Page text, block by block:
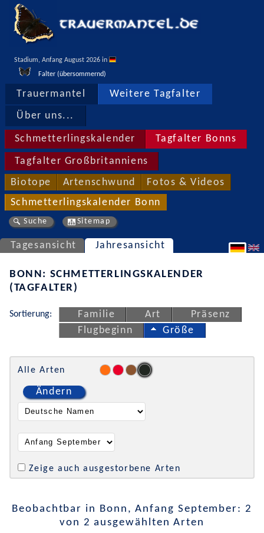
Stadium, Anfang August 2026 in
Falter (übersommernd)
Trauermantel Weitere Tagfalter
Über uns...
Schmetterlingskalender Tagfalter Bonns
Tagfalter Großbritanniens
Biotope Artenschwund Fotos & Videos
Schmetterlingskalender Bonn
Suche Sitemap
Tagesansicht Jahresansicht
BONN: SCHMETTERLINGSKALENDER
(TAGFALTER)
Sortierung: Familie Art
Präsenz
Flugbeginn
Größe
Alle Arten
Ändern
Zeige auch ausgestorbene Arten
Beobachtbar in Bonn, Anfang September: 2
von 2 ausgewählten Arten